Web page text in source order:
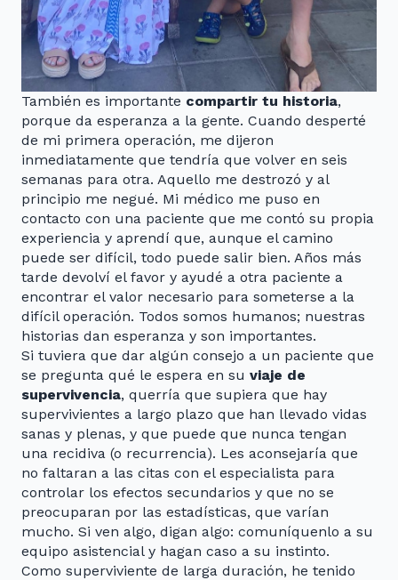
También es importante compartir tu historia,
porque da esperanza a la gente. Cuando desperté
de mi primera operación, me dijeron
inmediatamente que tendría que volver en seis
semanas para otra. Aquello me destrozó y al
principio me negué. Mi médico me puso en
contacto con una paciente que me contó su propia
experiencia y aprendí que, aunque el camino
puede ser difícil, todo puede salir bien. Años más
tarde devolví el favor y ayudé a otra paciente a
encontrar el valor necesario para someterse a la
difícil operación. Todos somos humanos; nuestras
historias dan esperanza y son importantes.
Si tuviera que dar algún consejo a un paciente que
se pregunta qué le espera en su viaje de
supervivencia, querría que supiera que hay
supervivientes a largo plazo que han llevado vidas
sanas y plenas, y que puede que nunca tengan
una recidiva (o recurrencia). Les aconsejaría que
no faltaran a las citas con el especialista para
controlar los efectos secundarios y que no se
preocuparan por las estadísticas, que varían
mucho. Si ven algo, digan algo: comuníquenlo a su
equipo asistencial y hagan caso a su instinto.
Como superviviente de larga duración, he tenido